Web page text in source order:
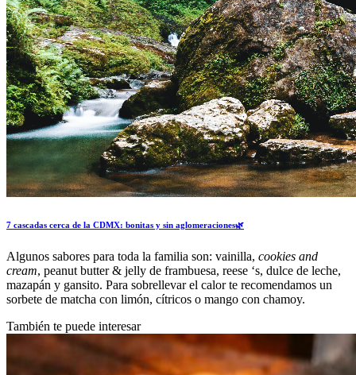
7 cascadas cerca de la CDMX: bonitas y sin aglomeraciones🌿
Algunos sabores para toda la familia son: vainilla, cookies and
cream, peanut butter & jelly de frambuesa, reese ‘s, dulce de leche,
mazapán y gansito. Para sobrellevar el calor te recomendamos un
sorbete de matcha con limón, cítricos o mango con chamoy.
También te puede interesar